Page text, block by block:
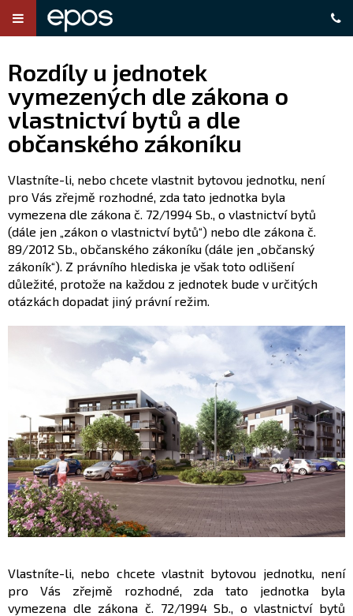
Rozdíly u jednotek
vymezených dle zákona o
vlastnictví bytů a dle
občanského zákoníku
Vlastníte-li, nebo chcete vlastnit bytovou jednotku, není
pro Vás zřejmě rozhodné, zda tato jednotka byla
vymezena dle zákona č. 72/1994 Sb., o vlastnictví bytů
(dále jen „zákon o vlastnictví bytů“) nebo dle zákona č.
89/2012 Sb., občanského zákoníku (dále jen „občanský
zákoník“). Z právního hlediska je však toto odlišení
důležité, protože na každou z jednotek bude v určitých
otázkách dopadat jiný právní režim.
Vlastníte-li, nebo chcete vlastnit bytovou jednotku, není
pro Vás zřejmě rozhodné, zda tato jednotka byla
vymezena dle zákona č. 72/1994 Sb., o vlastnictví bytů